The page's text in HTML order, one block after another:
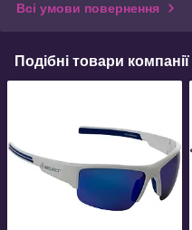
Всі умови повернення
Подібні товари компанії